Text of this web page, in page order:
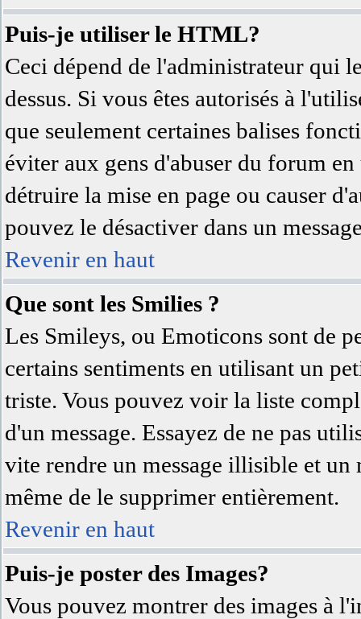
Puis-je utiliser le HTML?
Ceci dépend de l'administrateur qui
dessus. Si vous êtes autorisés à
que seulement certaines balises
éviter aux gens d'abuser du forum
détruire la mise en page ou causer
pouvez le désactiver dans un
Revenir en haut
Que sont les Smilies ?
Les Smileys, ou Emoticons sont de
certains sentiments en utilisant un
triste. Vous pouvez voir la liste
d'un message. Essayez de ne pas
vite rendre un message illisible et
même de le supprimer entièrement.
Revenir en haut
Puis-je poster des Images?
Vous pouvez montrer des images à